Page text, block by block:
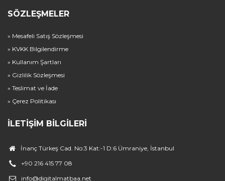
SÖZLEŞMELER
» Mesafeli Satış Sözleşmesi
» KVKK Bilgilendirme
» Kullanım Şartları
» Gizlilik Sözleşmesi
» Teslimat ve İade
» Çerez Politikası
İLETIŞIM BILGILERI
İnanç Türkeş Cad. No:3 Kat:-1 D:6 Ümraniye, İstanbul
+90 216 415 77 08
info@digitalmatbaa.net